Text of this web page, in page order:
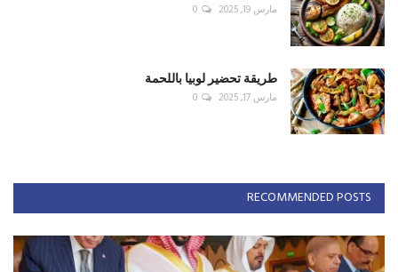
مارس 19, 2025 0
طريقة تحضير لوبيا باللحمة
مارس 17, 2025 0
RECOMMENDED POSTS